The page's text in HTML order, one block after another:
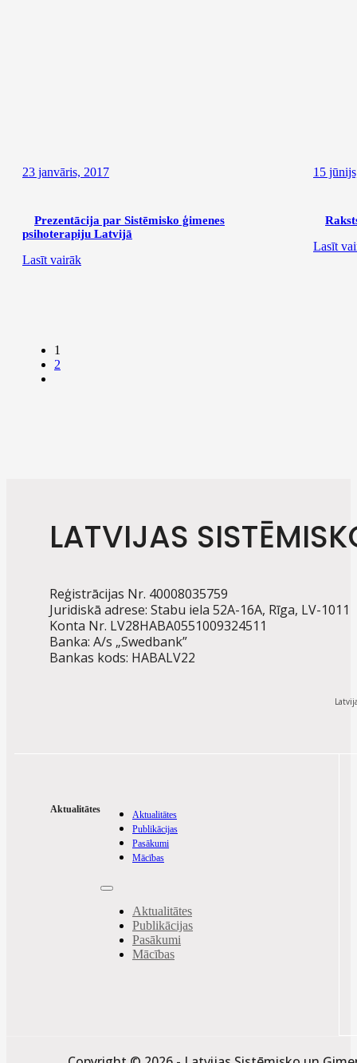
23 janvāris, 2017
Prezentācija par Sistēmisko ģimenes
psihoterapiju Latvijā
Lasīt vairāk
15
Lasīt
1
2
LATVIJAS
Reģistrācijas Nr. 40008035759
Juridiskā adrese: Stabu iela 52A-16A, Rīga, LV-1011
Konta Nr. LV28HABA0551009324511
Banka: A/s „Swedbank”
Bankas kods: HABALV22
Aktualitātes
Aktualitātes
Publikācijas
Pasākumi
Mācības
Aktualitātes
Publikācijas
Pasākumi
Mācības